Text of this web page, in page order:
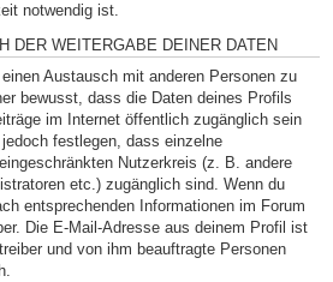
notwendig ist.
DER WEITERGABE DEINER DATEN
Austausch mit anderen Personen zu
bewusst, dass die Daten deines Profils
im Internet öffentlich zugänglich sein
festlegen, dass einzelne
Nutzerkreis (z. B. andere
etc.) zugänglich sind. Wenn du
entsprechenden Informationen im Forum
Die E-Mail-Adresse aus deinem Profil ist
und von ihm beauftragte Personen